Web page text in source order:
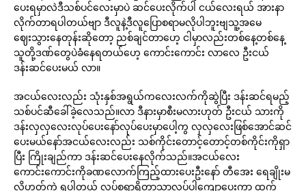
ပေးရမှာလဲဒီသစ်ပင်လေးမှာပဲ ဆင်ပေးလိုက်ပါ ငယ်လေးရယ် အားနာ
လိုက်တာရပါတယ်ဗျာ ဒီလူနဲ့ဒီလူပြောစရာမလိုပါဘူးဗျသူ့အမေ
ဈေးသွားနေတုန်းဆိုတော့ ညစ်ချင်တာဟေ့ ငါမှာလည်းတစ်နေ့တစ်နေ့
သူတို့ဒဏ်တွေပဲခံနေရတယ်ဟေ့ ကောင်းကောင်း လာလေ ဦးငယ်
ဒန်းဆင်ပေးမယ် လာ။
အငယ်လေးလည်း သုံးနှစ်အရွယ်ကလေးလက်ကိုဆွဲပြီး ဒန်းဆင်ရမည့်
သစ်ပင်ဆီခေါ်ခဲ့လေသည်။လာ ဒီနားမှာစီးမလားဟုတ် ဦးငယ် သားကို
ဒန်းလှလှလေးလုပ်ပေးနော်လုပ်ပေးမှာပေါ့ကွ လှလှလေးဖြစ်အောင်ဆင်
ပေးမယ်နော်အငယ်လေးလည်း သစ်ကိုင်းတောင့်တောင့်တစ်ကိုင်းကိုရှာ
ပြီး ကြိုးချည်ကာ ဒန်းဆင်ပေးနေလိုက်သည်။အငယ်လေး
ကောင်းကောင်းကိုခဏလောက်ကြည့်ထားပေးဦးနော် တီအေး ရေချိုးမ
လို့ဟုတ်ကဲ့ ရပါတယ် လုပ်စရာရှိတာသာလုပ်ပါကျောပေးကာ ထွက်